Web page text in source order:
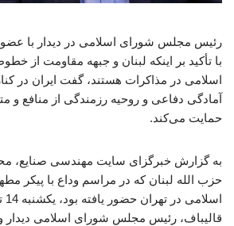
رئیس مجلس شورای اسلامی در دیدار با عضو
با تأکید بر اینکه لبنان و جبهه مقاومت از
اسلامی در مذاکرات هستند، گفت ایران در
آمادگی دفاعی و روحیه رزمندگی از منافع و
حمایت می‌کند.
به گزارش خبرگزای سایت مهندسی صنایع،
حزب الله لبنان که در مراسم وداع با پیکر
قالیباف، رئیس مجلس شورای اسلامی دیدار